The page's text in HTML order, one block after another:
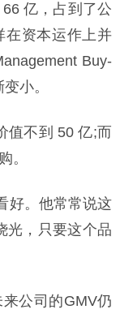
亿，占到了公
在资本运作上并
Buy-
小。
值不到 50 亿;而
。
好。他常常说这
光，只要这个品
公司的GMV仍